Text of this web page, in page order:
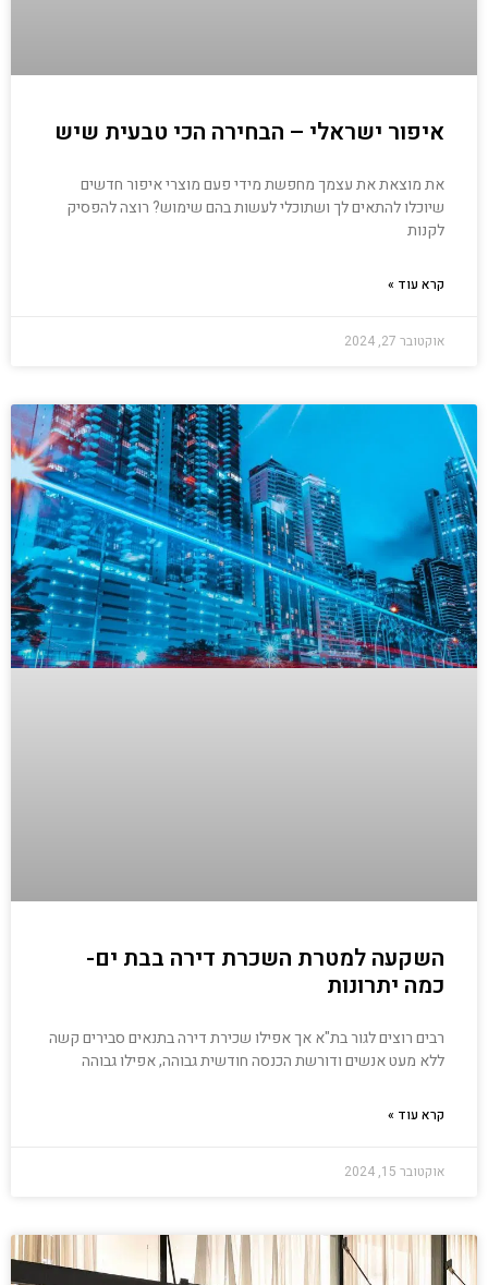
איפור ישראלי – הבחירה הכי טבעית שיש
את מוצאת את עצמך מחפשת מידי פעם מוצרי איפור חדשים
שיוכלו להתאים לך ושתוכלי לעשות בהם שימוש? רוצה להפסיק
לקנות
קרא עוד »
אוקטובר 27, 2024
השקעה למטרת השכרת דירה בבת ים-
כמה יתרונות
רבים רוצים לגור בת"א אך אפילו שכירת דירה בתנאים סבירים קשה
ללא מעט אנשים ודורשת הכנסה חודשית גבוהה, אפילו גבוהה
קרא עוד »
אוקטובר 15, 2024